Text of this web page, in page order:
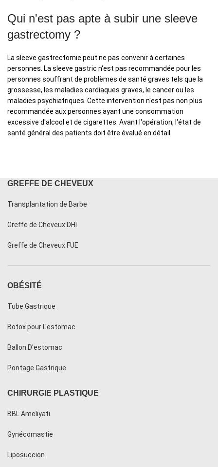
Qui n'est pas apte à subir une sleeve
gastrectomy ?
La sleeve gastrectomie peut ne pas convenir à certaines
personnes. La sleeve gastric n'est pas recommandée pour les
personnes souffrant de problèmes de santé graves tels que la
grossesse, les maladies cardiaques graves, le cancer ou les
maladies psychiatriques. Cette intervention n'est pas non plus
recommandée aux personnes ayant une consommation
excessive d'alcool et de cigarettes. Avant l'opération, l'état de
santé général des patients doit être évalué en détail.
GREFFE DE CHEVEUX
Transplantation de Barbe
Greffe de Cheveux DHI
Greffe de Cheveux FUE
OBÉSITÉ
Tube Gastrique
Botox pour L'estomac
Ballon D'estomac
Pontage Gastrique
CHIRURGIE PLASTIQUE
BBL Ameliyatı
Gynécomastie
Liposuccion